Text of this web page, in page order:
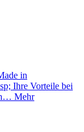
in
Ihre Vorteile bei
Mehr